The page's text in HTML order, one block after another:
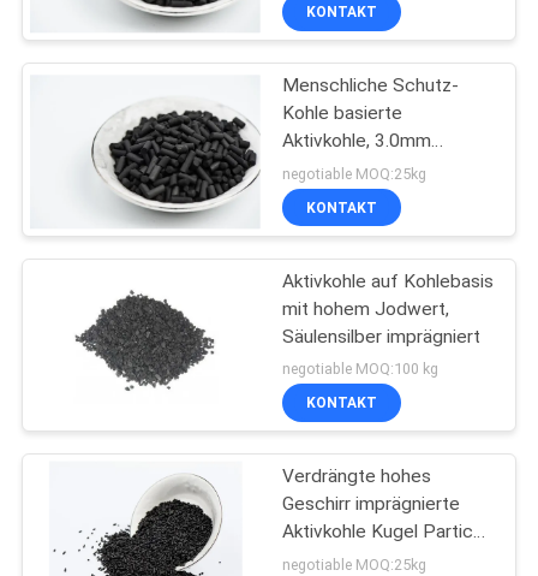
TRETEN
VERBINDUNG
NACHRICHTEN
POLICY
KONTAKT
Menschliche Schutz-
Kohle basierte
Aktivkohle, 3.0mm
KI+KOH granulierte
Aktivkohle
negotiable MOQ:25kg
KONTAKT
Aktivkohle auf Kohlebasis
mit hohem Jodwert,
Säulensilber imprägniert
negotiable MOQ:100 kg
KONTAKT
Verdrängte hohes
Geschirr imprägnierte
Aktivkohle Kugel Partical-
Größe 1.3mm
negotiable MOQ:25kg